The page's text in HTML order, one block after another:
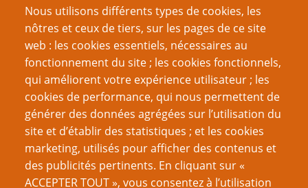
Nous utilisons différents types de cookies, les
nôtres et ceux de tiers, sur les pages de ce site
web : les cookies essentiels, nécessaires au
fonctionnement du site ; les cookies fonctionnels,
qui améliorent votre expérience utilisateur ; les
cookies de performance, qui nous permettent de
générer des données agrégées sur l’utilisation du
site et d’établir des statistiques ; et les cookies
marketing, utilisés pour afficher des contenus et
des publicités pertinents. En cliquant sur «
ACCEPTER TOUT », vous consentez à l’utilisation
Style et structure
Résumez-le !
Osez être stupide
L'Avatar, l'Audience et l'Auteur
Du boulot pour les copains
Pagination
Page
précédente
‹‹ 9
Page
suivante
››
VOUS AIMEREZ AUSSI